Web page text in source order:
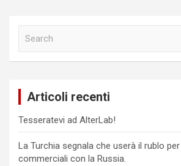
Articoli recenti
Tesseratevi ad AlterLab!
La Turchia segnala che userà il rublo
commerciali con la Russia.